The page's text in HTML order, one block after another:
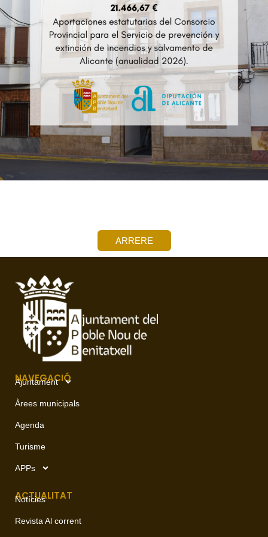
ARRERE
NAVEGACIÓ
Ajuntament
Àrees municipals
Agenda
Turisme
APPs
ACTUALITAT
Notícies
Revista Al corrent